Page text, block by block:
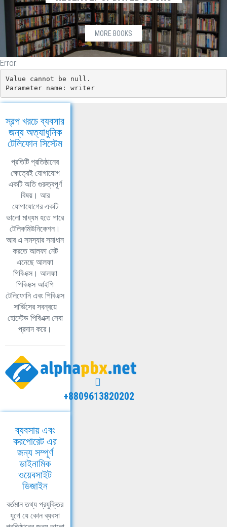
MORE BOOKS
Error:
Value cannot be null.
Parameter name: writer
স্বল্প খরচে ব্যবসার
জন্য অত্যাধুনিক
টেলিফোন সিস্টেম
প্রতিটি প্রতিষ্ঠানের
ক্ষেত্রেই যোগাযোগ
একটি অতি গুরুত্বপূর্ণ
বিষয়। আর
যোগাযোগের একটি
ভালো মাধ্যম হতে পারে
টেলিকমিউনিকেশন।
আর এ সমস্যার সমাধান
করতে আলফা নেট
এনেছে আলফা
পিবিএক্স। আলফা
পিবিএক্স আইপি
টেলিফোনি এবং পিবিএক্স
সার্ভিসের সবন্বয়ে
হোস্টেড পিবিএক্স সেবা
প্রদান করে।
+8809613820202
ব্যবসায় এবং
করপোরেট এর
জন্য সম্পূর্ণ
ডাইনামিক
ওয়েবসাইট
ডিজাইন
বর্তমান তথ্য প্রযুক্তির
যুগে যে কোন ব্যবসা